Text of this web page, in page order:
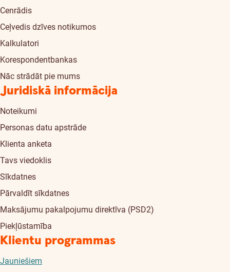
Cenrādis
Ceļvedis dzīves notikumos
Kalkulatori
Korespondentbankas
Nāc strādāt pie mums
Juridiskā informācija
Noteikumi
Personas datu apstrāde
Klienta anketa
Tavs viedoklis
Sīkdatnes
Pārvaldīt sīkdatnes
Maksājumu pakalpojumu direktīva (PSD2)
Piekļūstamība
Klientu programmas
Jauniešiem